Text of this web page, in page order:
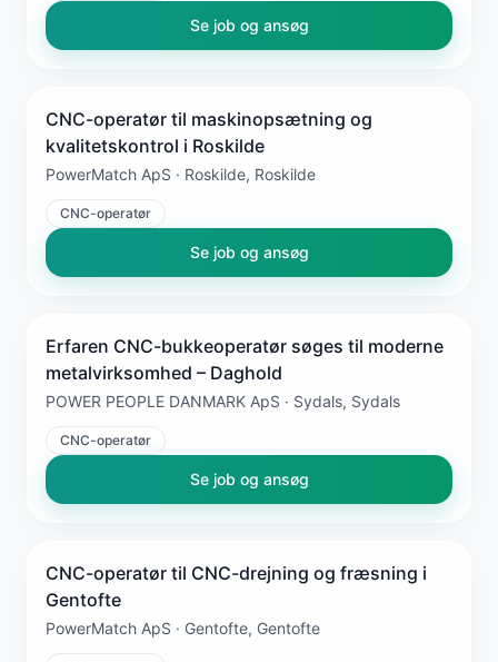
Se job og ansøg
CNC-operatør til maskinopsætning og
kvalitetskontrol i Roskilde
PowerMatch ApS · Roskilde, Roskilde
CNC-operatør
Se job og ansøg
Erfaren CNC-bukkeoperatør søges til moderne
metalvirksomhed – Daghold
POWER PEOPLE DANMARK ApS · Sydals, Sydals
CNC-operatør
Se job og ansøg
CNC-operatør til CNC-drejning og fræsning i
Gentofte
PowerMatch ApS · Gentofte, Gentofte